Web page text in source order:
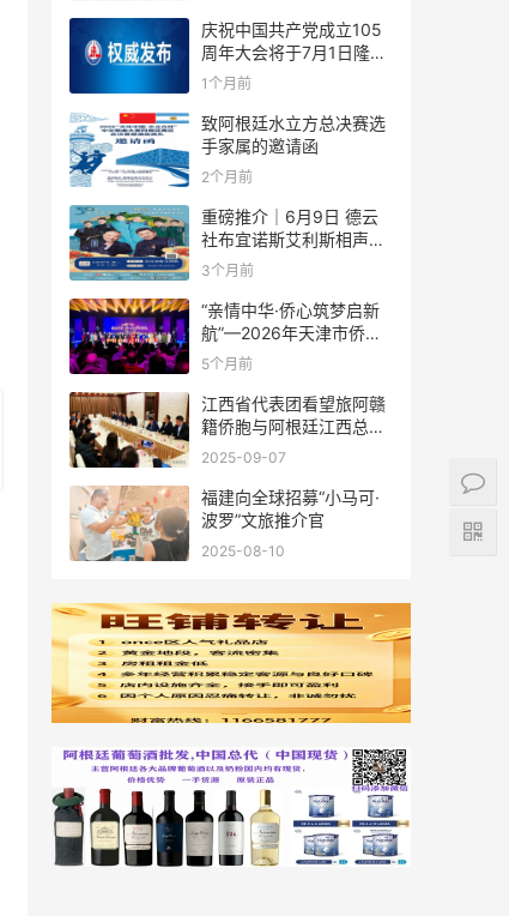
庆祝中国共产党成立105
周年大会将于7月1日隆重
举行
1个月前
致阿根廷水立方总决赛选
手家属的邀请函
2个月前
重磅推介｜6月9日 德云
社布宜诺斯艾利斯相声专
场！国风曲艺邂逅南美风
结！
3个月前
“亲情中华·侨心筑梦启新
航”—2026年天津市侨界
新春联谊活动成功举办
5个月前
江西省代表团看望旅阿赣
籍侨胞与阿根廷江西总商
会座谈
2025-09-07
福建向全球招募“小马可·
波罗”文旅推介官
2025-08-10